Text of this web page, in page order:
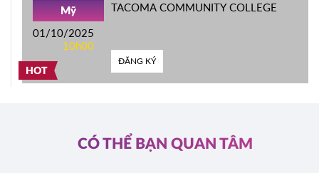
HOT
Mỹ
01/10/2025
10h00
TACOMA COMMUNITY COLLEGE
ĐĂNG KÝ
CÓ THỂ BẠN QUAN TÂM